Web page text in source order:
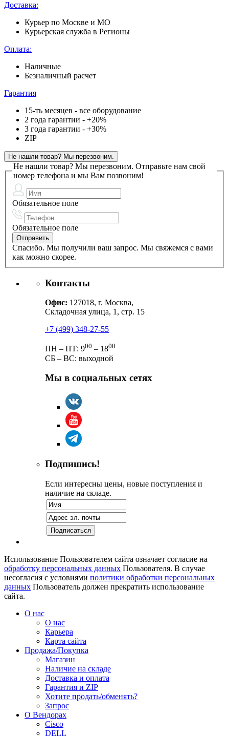
Доставка:
Курьер по Москве и МО
Курьерская служба в Регионы
Оплата:
Наличные
Безналичный расчет
Гарантия
15-ть месяцев - все оборудование
2 года гарантии - +20%
3 года гарантии - +30%
ZIP
Не нашли товар? Мы перезвоним.
Не нашли товар? Мы перезвоним. Отправьте нам свой
номер телефона и мы Вам позвоним!
Обязательное поле
Обязательное поле
Спасибо. Мы получили ваш запрос. Мы свяжемся с вами
как можно скорее.
Контакты
Офис: 127018, г. Москва,
Складочная улица, 1, стр. 15
+7 (499) 348-27-55
ПН – ПТ: 900 – 1800
СБ – ВС: выходной
Мы в социальных сетях
Подпишись!
Если интересны цены, новые поступления и
наличие на складе.
Использование Пользователем сайта означает согласие на
обработку персональных данных Пользователя. В случае
несогласия с условиями политики обработки персональных
данных Пользователь должен прекратить использование
сайта.
О нас
О нас
Карьера
Карта сайта
Продажа/Покупка
Магазин
Наличие на складе
Доставка и оплата
Гарантия и ZIP
Хотите продать/обменять?
Запрос
О Вендорах
Cisco
DELL